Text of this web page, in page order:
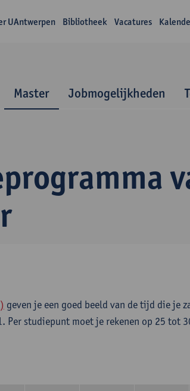
UAntwerpen Bibliotheek Vacatures
Master Jobmogelijkheden
geven je een goed beeld van de tijd die je
Per studiepunt moet je rekenen op 25 tot